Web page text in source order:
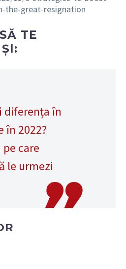
the-great-resignation
TE
diferența în
în 2022?
care
le urmezi